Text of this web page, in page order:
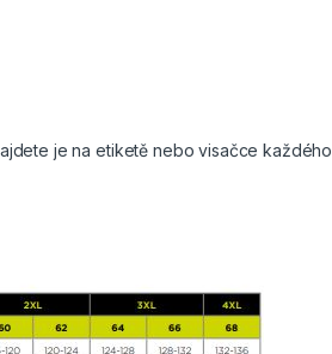
je na etiketě nebo visačce každého